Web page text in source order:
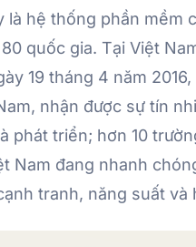
là hệ thống phần mềm
quốc gia. Tại Việt
19 tháng 4 năm
nhận được sự tín
phát triển; hơn 10
Nam đang nhanh
tranh, năng suất và